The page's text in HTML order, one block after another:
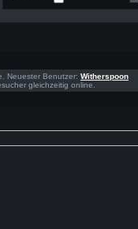
Neuester Benutzer: Witherspoon
gleichzeitig online.